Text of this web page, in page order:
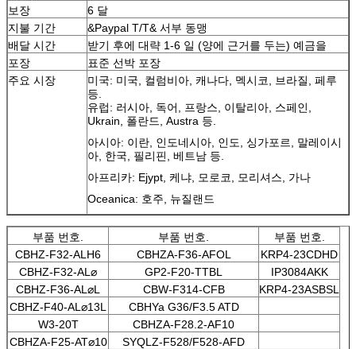
보장
6 달
지불 기간
&Paypal T/T& 서부 동맹
배달 시간
받기 후에 대략 1-6 일 (양에 근거를 두는) 예금을
포장
표준 선박 포장
주요 시장
미국: 미국, 컬럼비아, 캐나다, 멕시코, 브라질, 페루
등.
유럽: 러시아, 독어, 프랑스, 이탈리아, 스페인,
Ukrain, 폴란드, Austra 등.
아시아: 이란, 인도네시아, 인도, 싱가포르, 말레이시
아, 한국, 필리핀, 베트남 등.
아프리카: Ejypt, 케냐, 모로코, 모리셔스, 가나
Oceanica: 호주, 뉴질랜드
부품 번호. 부품 번호.
부품 번호.
CBHZ-F32-ALH6
CBHZA-F36-AFOL
KRP4-23CDHD
CBHZ-F32-AL⌀
GP2-F20-TTBL
IP3084AKK
CBHZ-F36-AL⌀L
CBW-F314-CFB
KRP4-23ASBSL
CBHZ-F40-AL⌀13L
CBHYa G36/F3.5 ATD
W3-20T
CBHZA-F28.2-AF10
CBHZA-F25-AT⌀10
SYQLZ-F528/F528-AFD